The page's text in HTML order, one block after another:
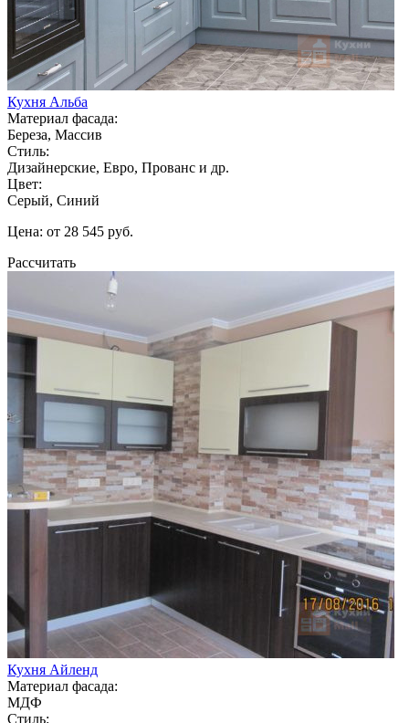
Кухня Альба
Материал фасада:
Береза, Массив
Стиль:
Дизайнерские, Евро, Прованс и др.
Цвет:
Серый, Синий
Цена: от 28 545 руб.
Рассчитать
Кухня Айленд
Материал фасада:
МДФ
Стиль: